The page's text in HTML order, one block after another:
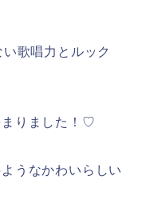
歌唱力とルック
まりました！♡
うなかわいらしい